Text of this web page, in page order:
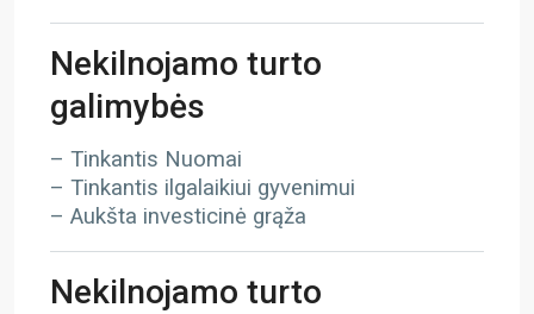
Nekilnojamo turto
galimybės
– Tinkantis Nuomai
– Tinkantis ilgalaikiui gyvenimui
– Aukšta investicinė grąža
Nekilnojamo turto